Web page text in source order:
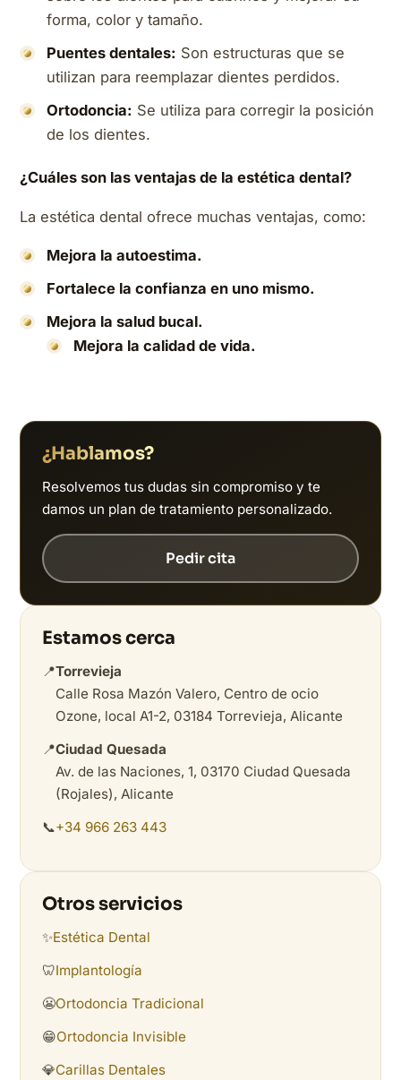
forma, color y tamaño.
Puentes dentales: Son estructuras que se
utilizan para reemplazar dientes perdidos.
Ortodoncia: Se utiliza para corregir la posición
de los dientes.
¿Cuáles son las ventajas de la estética dental?
La estética dental ofrece muchas ventajas, como:
Mejora la autoestima.
Fortalece la confianza en uno mismo.
Mejora la salud bucal.
Mejora la calidad de vida.
¿Hablamos?
Resolvemos tus dudas sin compromiso y te
damos un plan de tratamiento personalizado.
Pedir cita
Estamos cerca
📍Torrevieja
Calle Rosa Mazón Valero, Centro de ocio
Ozone, local A1-2, 03184 Torrevieja, Alicante
📍Ciudad Quesada
Av. de las Naciones, 1, 03170 Ciudad Quesada
(Rojales), Alicante
📞+34 966 263 443
Otros servicios
✨Estética Dental
🦷Implantología
😬Ortodoncia Tradicional
😁Ortodoncia Invisible
💎Carillas Dentales